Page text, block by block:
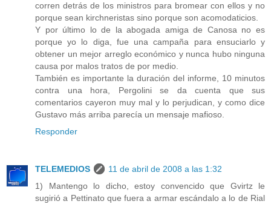
corren detrás de los ministros para bromear con ellos y no
porque sean kirchneristas sino porque son acomodaticios.
Y por último lo de la abogada amiga de Canosa no es
porque yo lo diga, fue una campaña para ensuciarlo y
obtener un mejor arreglo económico y nunca hubo ninguna
causa por malos tratos de por medio.
También es importante la duración del informe, 10 minutos
contra una hora, Pergolini se da cuenta que sus
comentarios cayeron muy mal y lo perjudican, y como dice
Gustavo más arriba parecía un mensaje mafioso.
Responder
TELEMEDIOS
11 de abril de 2008 a las 1:32
1) Mantengo lo dicho, estoy convencido que Gvirtz le
sugirió a Pettinato que fuera a armar escándalo a lo de Rial